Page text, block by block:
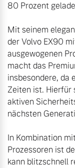
80 Prozent
Mit seinem
der Volvo EX90
ausgewogenen
macht das
insbesondere, da
Zeiten ist. Hierfür
aktiven
nächsten
In Kombination
Prozessoren ist
kann blitzschnell